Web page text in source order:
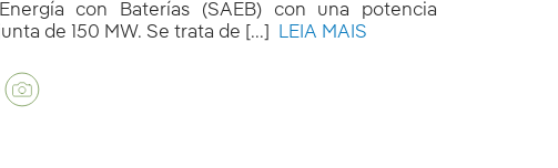
con Baterías (SAEB) con una potencia
de 150 MW. Se trata de [...]
LEIA MAIS